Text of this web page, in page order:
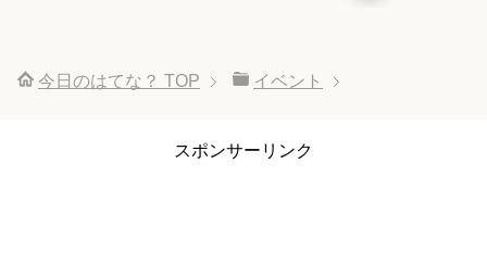
今日のはてな？ TOP イベント
スポンサーリンク